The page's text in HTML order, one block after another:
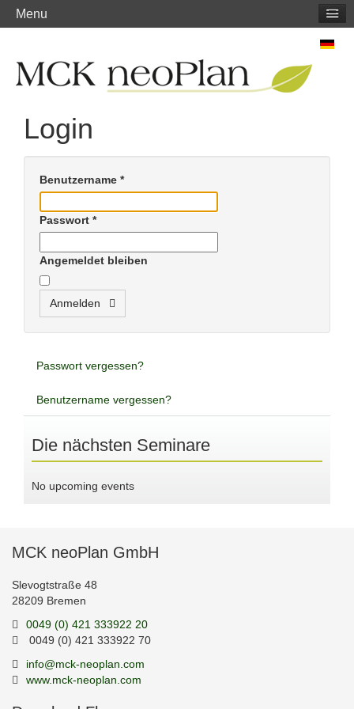
Login
Benutzername *
Passwort *
Angemeldet bleiben
Anmelden
Passwort vergessen?
Benutzername vergessen?
Die nächsten Seminare
No upcoming events
MCK neoPlan GmbH
Slevogtstraße 48
28209 Bremen
0049 (0) 421 333922 20
0049 (0) 421 333922 70
info@mck-neoplan.com
www.mck-neoplan.com
Menu ≡